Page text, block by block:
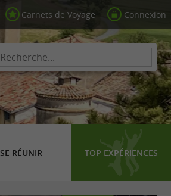
Carnets de Voyage Connexion
SE RÉUNIR TOP EXPÉRIENCES